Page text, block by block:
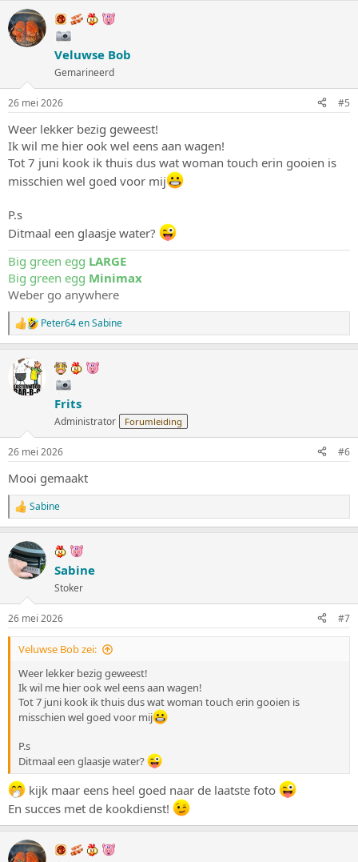
r
d
e
e
:
Veluwse Bob
Gemarineerd
26 mei 2026 #5
Weer lekker bezig geweest!
Ik wil me hier ook wel eens aan wagen!
Tot 7 juni kook ik thuis dus wat woman touch erin gooien is
misschien wel goed voor mij
P.s
Ditmaal een glaasje water?
Big green egg LARGE
Big green egg Minimax
Weber go anywhere
W
a
r
d
e
e
:
Peter64enSabine
Frits
Administrator Forumleiding
26 mei 2026 #6
Mooi gemaakt
W
a
r
d
e
i
n
g
e
n
Sabine
Sabine
Stoker
26 mei 2026 #7
Veluwse Bob zei:
Weer lekker bezig geweest!
Ik wil me hier ook wel eens aan wagen!
Tot 7 juni kook ik thuis dus wat woman touch erin gooien is
misschien wel goed voor mij
P.s
Ditmaal een glaasje water?
kijk maar eens heel goed naar de laatste foto
En succes met de kookdienst!